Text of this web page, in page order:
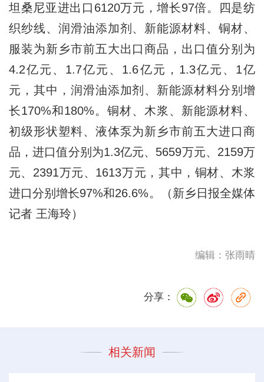
坦桑尼亚进出口6120万元，增长97倍。四是纺
织纱线、润滑油添加剂、新能源材料、铜材、
服装为新乡市前五大出口商品，出口值分别为
4.2亿元、1.7亿元、1.6亿元，1.3亿元、1亿
元，其中，润滑油添加剂、新能源材料分别增
长170%和180%。铜材、木浆、新能源材料、
初级形状塑料、液体泵为新乡市前五大进口商
品，进口值分别为1.3亿元、5659万元、2159万
元、2391万元、1613万元，其中，铜材、木浆
进口分别增长97%和26.6%。（新乡日报全媒体
记者 王海玲）
编辑：张雨晴
分享：
相关新闻